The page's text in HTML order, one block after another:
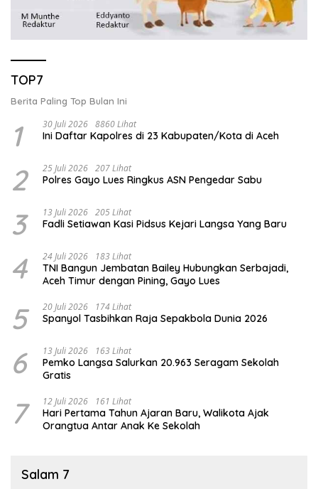
TOP7
Berita Paling Top Bulan Ini
1 30 Juli 2026 8860 Lihat
Ini Daftar Kapolres di 23 Kabupaten/Kota di Aceh
2 25 Juli 2026 207 Lihat
Polres Gayo Lues Ringkus ASN Pengedar Sabu
3 13 Juli 2026 205 Lihat
Fadli Setiawan Kasi Pidsus Kejari Langsa Yang Baru
4 24 Juli 2026 183 Lihat
TNI Bangun Jembatan Bailey Hubungkan Serbajadi,
Aceh Timur dengan Pining, Gayo Lues
5 20 Juli 2026 174 Lihat
Spanyol Tasbihkan Raja Sepakbola Dunia 2026
6 13 Juli 2026 163 Lihat
Pemko Langsa Salurkan 20.963 Seragam Sekolah
Gratis
7 12 Juli 2026 161 Lihat
Hari Pertama Tahun Ajaran Baru, Walikota Ajak
Orangtua Antar Anak Ke Sekolah
Salam 7